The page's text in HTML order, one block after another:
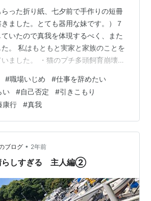
宙意識でものをみると人生自由自
せ人生の究極法則』アイジーエー出
にがす人 お金、仕事、成功恋愛・
かれる人嫌われる人 努力しなくて
しても成功しない人』日新報道
ハギジン出版 2005.12
」答 読むだけで悩みが消える特効
生を喜びに変えた真実』ハギジン出
ひとつになれる真我瞑想』日新報道
らった折り紙、七夕前で手作りの短冊
ました。とても器用な妹です。）７
いたので真我を体現するべく、また
。 私はもともと実家と家族のことを
ました。 ・猫のプチ多頭飼育崩壊・
まらなくなった家 ・３０歳過ぎの妹
してもらっている ・妹の金遣いが荒
教に浸っている… でも７月に帰ったと
です。「全然違うじゃーん！！」
ーーーーー本当に毎回思いますが、す
ていただけ」。以…
#職場いじめ #仕事を辞めたい
い #自己否定 #引きこもり
康行 #真我
ブログ • 2年前
らしすぎる 主人編②